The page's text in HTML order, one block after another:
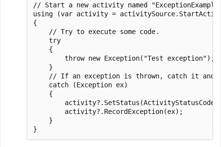
// Start a new activity named
using (var activity =
{
    // Try to execute some code.
    try
    {
        throw new Exception("Test exception");
    }
// If an exception is thrown, catch it and
    catch (Exception ex)
    {
        activity?.RecordException(ex);
    }